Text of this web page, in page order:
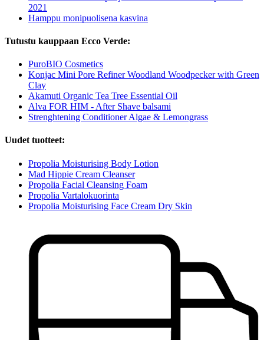
2021
Hamppu monipuolisena kasvina
Tutustu kauppaan Ecco Verde:
PuroBIO Cosmetics
Konjac Mini Pore Refiner Woodland Woodpecker with Green
Clay
Akamuti Organic Tea Tree Essential Oil
Alva FOR HIM - After Shave balsami
Strenghtening Conditioner Algae & Lemongrass
Uudet tuotteet:
Propolia Moisturising Body Lotion
Mad Hippie Cream Cleanser
Propolia Facial Cleansing Foam
Propolia Vartalokuorinta
Propolia Moisturising Face Cream Dry Skin